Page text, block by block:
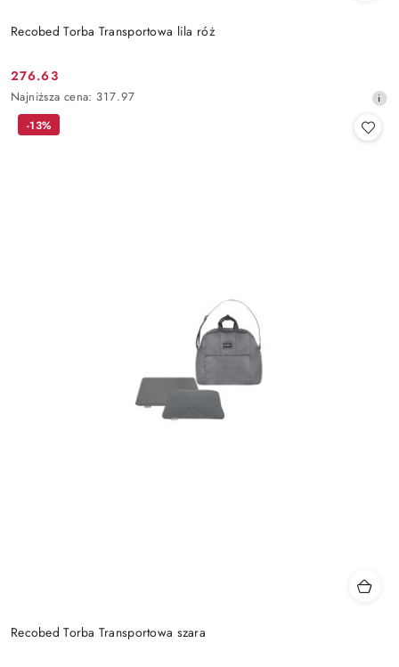
Recobed Torba Transportowa lila róż
Cena
promocyjna:
276.63
Najniższa
cena
Najniższa cena: 317.97
Recobed Torba Transportowa szara
-13%